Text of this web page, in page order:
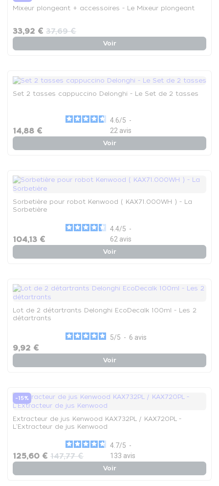
Mixeur plongeant + accessoires - Le Mixeur plongeant
33,92 € 37,69 €
Voir
Set 2 tasses cappuccino Delonghi - Le Set de 2 tasses
4.6/5 -
22 avis
14,88 €
Voir
Sorbetière pour robot Kenwood ( KAX71.000WH ) - La
Sorbetière
4.4/5 -
62 avis
104,13 €
Voir
Lot de 2 détartrants Delonghi EcoDecalk 100ml - Les 2
détartrants
5/5 - 6 avis
9,92 €
Voir
-15%
Extracteur de jus Kenwood KAX732PL / KAX720PL -
L'Extracteur de jus Kenwood
4.7/5 -
133 avis
125,60 € 147,77 €
Voir